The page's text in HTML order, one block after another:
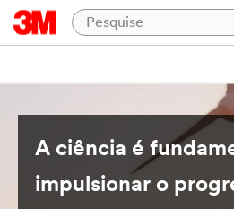
A ciência é
impulsionar o